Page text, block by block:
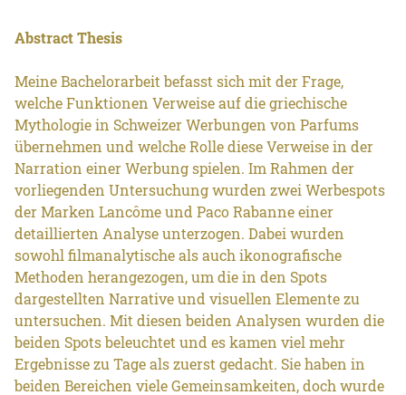
Abstract Thesis
Meine Bachelorarbeit befasst sich mit der Frage,
welche Funktionen Verweise auf die griechische
Mythologie in Schweizer Werbungen von Parfums
übernehmen und welche Rolle diese Verweise in der
Narration einer Werbung spielen. Im Rahmen der
vorliegenden Untersuchung wurden zwei Werbespots
der Marken Lancôme und Paco Rabanne einer
detaillierten Analyse unterzogen. Dabei wurden
sowohl filmanalytische als auch ikonografische
Methoden herangezogen, um die in den Spots
dargestellten Narrative und visuellen Elemente zu
untersuchen. Mit diesen beiden Analysen wurden die
beiden Spots beleuchtet und es kamen viel mehr
Ergebnisse zu Tage als zuerst gedacht. Sie haben in
beiden Bereichen viele Gemeinsamkeiten, doch wurde